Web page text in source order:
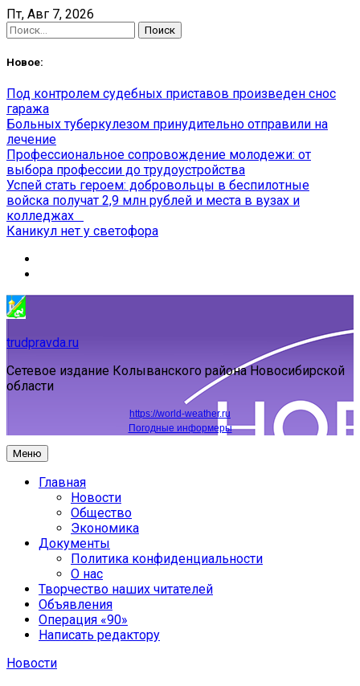
Skip
to
content
Пт, Авг 7, 2026
Найти:
Новое:
Под контролем судебных приставов произведен снос
гаража
Больных туберкулезом принудительно отправили на
лечение
Профессиональное сопровождение молодежи: от
выбора профессии до трудоустройства
Успей стать героем: добровольцы в беспилотные
войска получат 2,9 млн рублей и места в вузах и
колледжах
Каникул нет у светофора
trudpravda.ru
Сетевое издание Колыванского района Новосибирской
области
https://world-weather.ru
Погодные информеры
Меню
Главная
Новости
Общество
Экономика
Документы
Политика конфиденциальности
О нас
Творчество наших читателей
Объявления
Операция «90»
Написать редактору
Новости